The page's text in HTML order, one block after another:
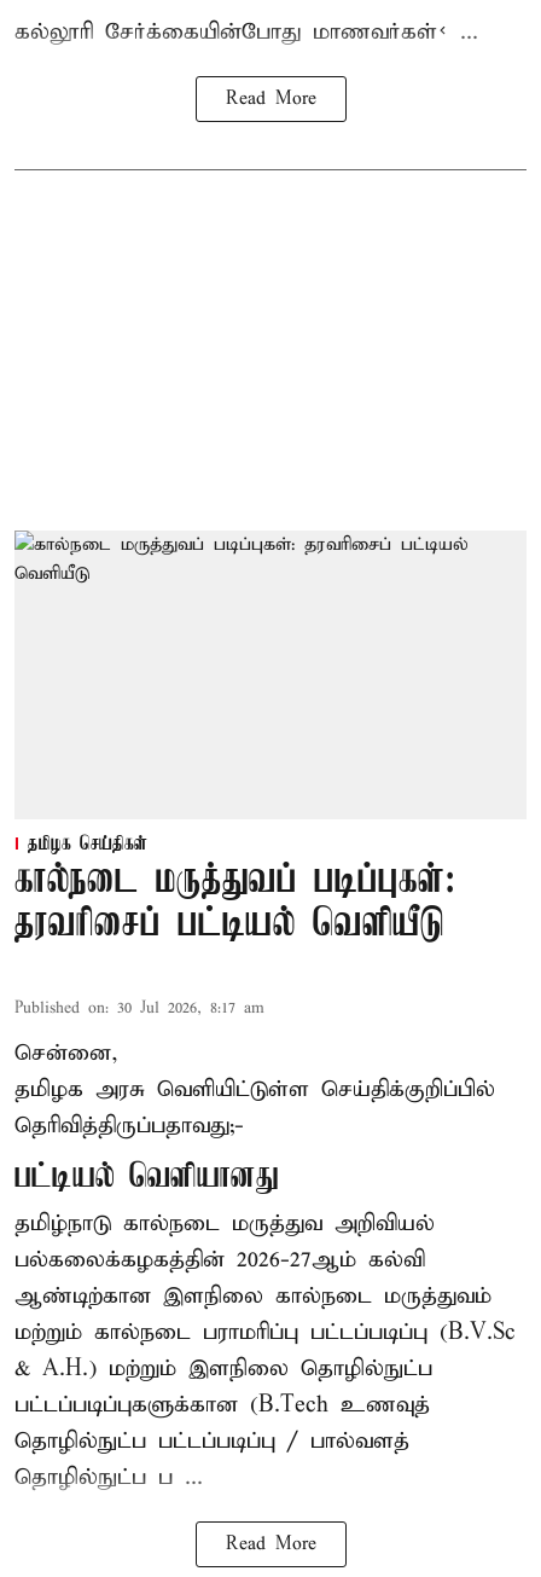
கல்லூரி சேர்க்கையின்போது மாணவர்கள்< ...
Read More
தமிழக செய்திகள்
கால்நடை மருத்துவப் படிப்புகள்:
தரவரிசைப் பட்டியல் வெளியீடு
Published on: 30 Jul 2026, 8:17 am
சென்னை,
தமிழக அரசு வெளியிட்டுள்ள செய்திக்குறிப்பில்
தெரிவித்திருப்பதாவது;-
பட்டியல் வெளியானது
தமிழ்நாடு கால்நடை மருத்துவ அறிவியல்
பல்கலைக்கழகத்தின் 2026-27ஆம் கல்வி
ஆண்டிற்கான இளநிலை கால்நடை மருத்துவம்
மற்றும் கால்நடை பராமரிப்பு பட்டப்படிப்பு (B.V.Sc
& A.H.) மற்றும் இளநிலை தொழில்நுட்ப
பட்டப்படிப்புகளுக்கான (B.Tech உணவுத்
தொழில்நுட்ப பட்டப்படிப்பு / பால்வளத்
தொழில்நுட்ப ப ...
Read More